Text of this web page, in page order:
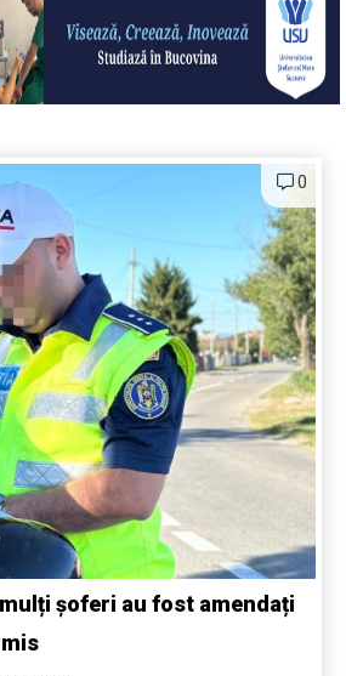
0
șoferi au fost amendați